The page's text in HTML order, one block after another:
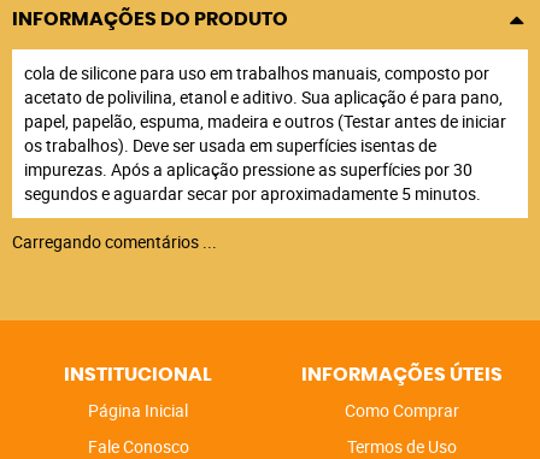
INFORMAÇÕES DO PRODUTO
cola de silicone para uso em trabalhos manuais, composto por
acetato de polivilina, etanol e aditivo. Sua aplicação é para pano,
papel, papelão, espuma, madeira e outros (Testar antes de iniciar
os trabalhos). Deve ser usada em superfícies isentas de
impurezas. Após a aplicação pressione as superfícies por 30
segundos e aguardar secar por aproximadamente 5 minutos.
Carregando comentários ...
INSTITUCIONAL
Página Inicial
Fale Conosco
INFORMAÇÕES ÚTEIS
Como Comprar
Termos de Uso